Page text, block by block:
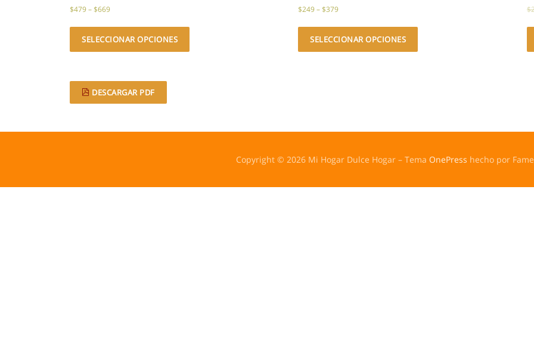
$479–$669
SELECCIONAR OPCIONES
$249–$379
SELECCIONAR OPCIONES
$
DESCARGAR PDF
Copyright © 2026 Mi Hogar Dulce Hogar – Tema OnePress hecho por